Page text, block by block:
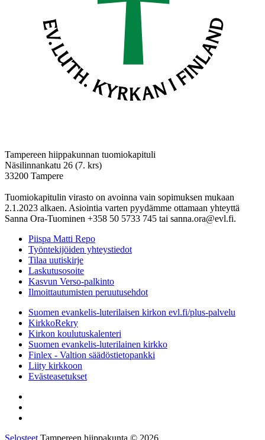
Tampereen hiippakunnan tuomiokapituli
Näsilinnankatu 26 (7. krs)
33200 Tampere
Tuomiokapitulin virasto on avoinna vain sopimuksen mukaan
2.1.2023 alkaen. Asiointia varten pyydämme ottamaan yhteyttä
Sanna Ora-Tuominen +358 50 5733 745 tai sanna.ora@evl.fi.
Piispa Matti Repo
Työntekijöiden yhteystiedot
Tilaa uutiskirje
Laskutusosoite
Kasvun Verso-palkinto
Ilmoittautumisten peruutusehdot
Suomen evankelis-luterilaisen kirkon evl.fi/plus-palvelu
KirkkoRekry
Kirkon koulutuskalenteri
Suomen evankelis-luterilainen kirkko
Finlex - Valtion säädöstietopankki
Liity kirkkoon
Evästeasetukset
Selosteet Tampereen hiippakunta © 2026